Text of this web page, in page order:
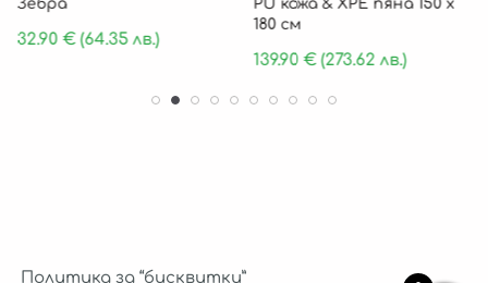
Зебра
32.90 €(64.35 лв.)
PU кожа & XPE пяна 150 х
180 см
139.90€(273.62 лв.)
Политика за “бисквитки”